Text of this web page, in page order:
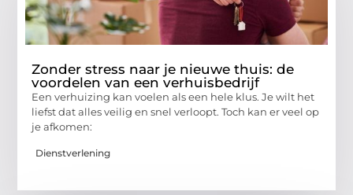
Zonder stress naar je nieuwe thuis: de
voordelen van een verhuisbedrijf
Een verhuizing kan voelen als een hele klus. Je wilt het
liefst dat alles veilig en snel verloopt. Toch kan er veel op
je afkomen:
Dienstverlening